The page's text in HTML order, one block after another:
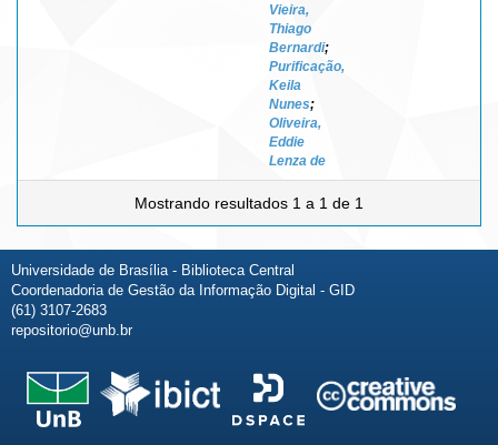
Vieira,
Thiago
Bernardi;
Purificação,
Keila
Nunes;
Oliveira,
Eddie
Lenza de
Mostrando resultados 1 a 1 de 1
Universidade de Brasília - Biblioteca Central
Coordenadoria de Gestão da Informação Digital - GID
(61) 3107-2683
repositorio@unb.br